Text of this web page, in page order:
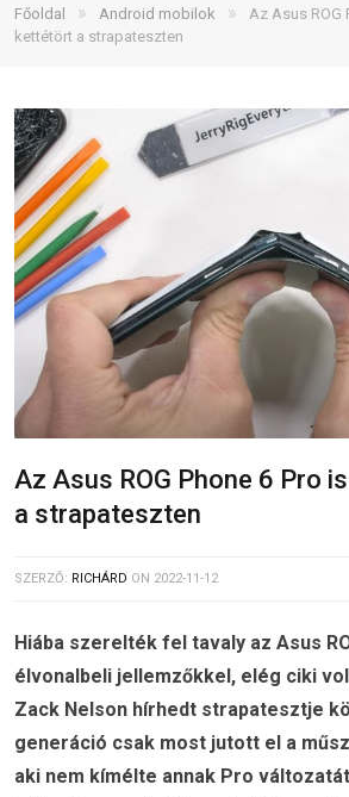
Főoldal » Android mobilok »
Az Asus ROG
kettétört a strapateszten
Az Asus ROG Phone 6 Pro
a strapateszten
SZERZŐ: RICHÁRD ON 2022-11-12
Hiába szerelték fel tavaly az Asus
élvonalbeli jellemzőkkel, elég ciki
Zack Nelson hírhedt strapatesztje
generáció csak most jutott el a
aki nem kímélte annak Pro